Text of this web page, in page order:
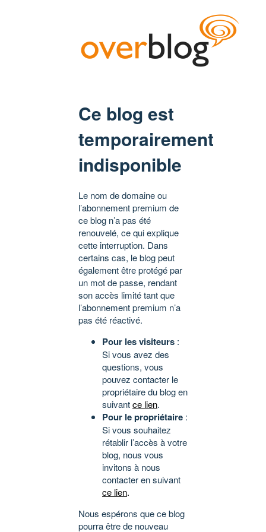
Ce blog est
temporairement
indisponible
Le nom de domaine ou
l’abonnement premium de
ce blog n’a pas été
renouvelé, ce qui explique
cette interruption. Dans
certains cas, le blog peut
également être protégé par
un mot de passe, rendant
son accès limité tant que
l’abonnement premium n’a
pas été réactivé.
Pour les visiteurs :
Si vous avez des
questions, vous
pouvez contacter le
propriétaire du blog en
suivantce lien.
Pour le propriétaire :
Si vous souhaitez
rétablir l’accès à votre
blog, nous vous
invitons à nous
contacter en suivant
ce lien.
Nous espérons que ce blog
pourra être de nouveau